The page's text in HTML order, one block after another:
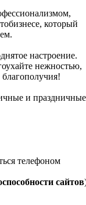
который
настроение.
нежностью,
и праздничные
телефоном
сайтов